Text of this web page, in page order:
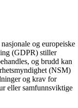
og europeiske
(GDPR) stiller
og brudd kan
(NSM)
og krav for
eller samfunnsviktige